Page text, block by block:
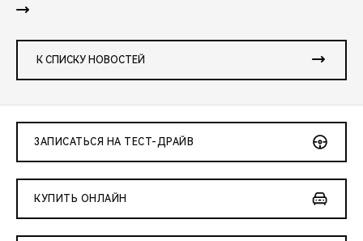
К СПИСКУ НОВОСТЕЙ
ЗАПИСАТЬСЯ НА ТЕСТ-ДРАЙВ
КУПИТЬ ОНЛАЙН